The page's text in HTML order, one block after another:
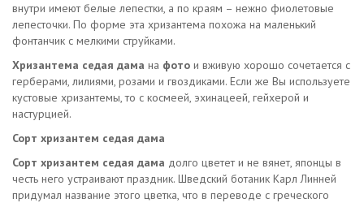
внутри имеют белые лепестки, а по краям – нежно фиолетовые
лепесточки. По форме эта хризантема похожа на маленький
фонтанчик с мелкими струйками.
Хризантема седая дама на фото и вживую хорошо сочетается с
герберами, лилиями, розами и гвоздиками. Если же Вы используете
кустовые хризантемы, то с космеей, эхинацеей, гейхерой и
настурцией.
Сорт хризантем седая дама
Сорт хризантем седая дама долго цветет и не вянет, японцы в
честь него устраивают праздник. Шведский ботаник Карл Линней
придумал название этого цветка, что в переводе с греческого